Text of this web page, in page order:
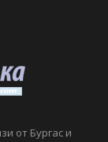
от Бургас и